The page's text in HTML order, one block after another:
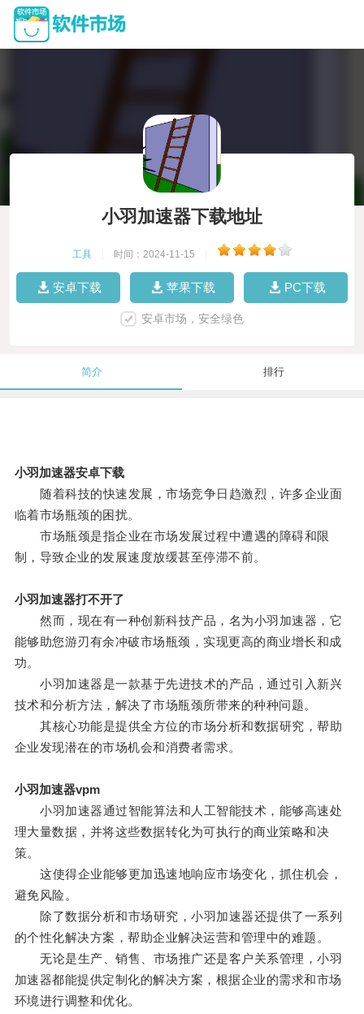
小羽加速器下载地址
工具 时间：2024-11-15
安卓下载 苹果下载 PC下载
安卓市场，安全绿色
简介 排行
小羽加速器安卓下载
随着科技的快速发展，市场竞争日趋激烈，许多企业面
临着市场瓶颈的困扰。
市场瓶颈是指企业在市场发展过程中遭遇的障碍和限
制，导致企业的发展速度放缓甚至停滞不前。
小羽加速器打不开了
然而，现在有一种创新科技产品，名为小羽加速器，它
能够助您游刃有余冲破市场瓶颈，实现更高的商业增长和成
功。
小羽加速器是一款基于先进技术的产品，通过引入新兴
技术和分析方法，解决了市场瓶颈所带来的种种问题。
其核心功能是提供全方位的市场分析和数据研究，帮助
企业发现潜在的市场机会和消费者需求。
小羽加速器vpm
小羽加速器通过智能算法和人工智能技术，能够高速处
理大量数据，并将这些数据转化为可执行的商业策略和决
策。
这使得企业能够更加迅速地响应市场变化，抓住机会，
避免风险。
除了数据分析和市场研究，小羽加速器还提供了一系列
的个性化解决方案，帮助企业解决运营和管理中的难题。
无论是生产、销售、市场推广还是客户关系管理，小羽
加速器都能提供定制化的解决方案，根据企业的需求和市场
环境进行调整和优化。